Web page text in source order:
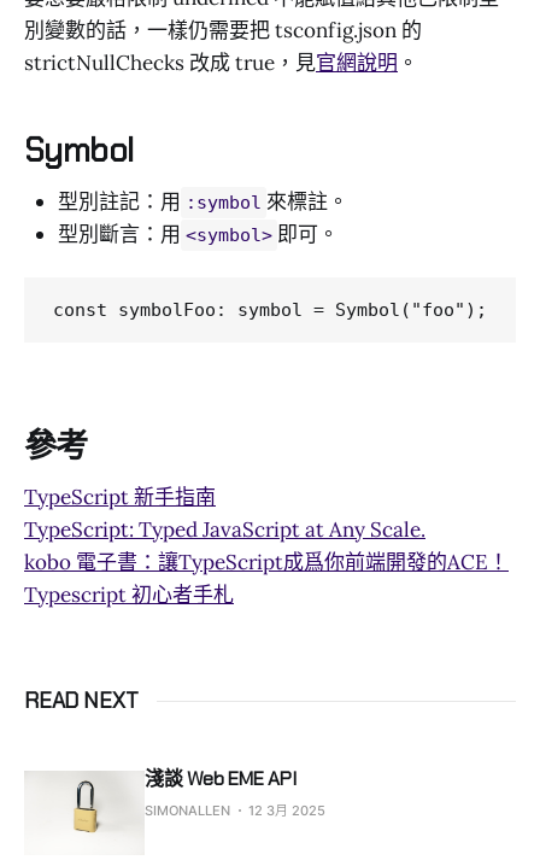
別變數的話，一樣仍需要把 tsconfig.json 的
strictNullChecks 改成 true，見官網說明 。
Symbol
型別註記：用 :symbol 來標註。
型別斷言：用 <symbol> 即可。
參考
TypeScript 新手指南
TypeScript: Typed JavaScript at Any Scale.
kobo 電子書：讓TypeScript成爲你前端開發的ACE！
Typescript 初心者手札
READ NEXT
淺談 Web EME API
SIMONALLEN 12 3月 2025